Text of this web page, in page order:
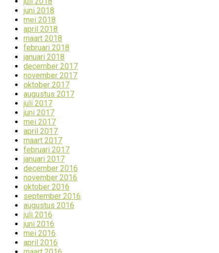
juni 2018
mei 2018
april 2018
maart 2018
februari 2018
januari 2018
december 2017
november 2017
oktober 2017
augustus 2017
juli 2017
juni 2017
mei 2017
april 2017
maart 2017
februari 2017
januari 2017
december 2016
november 2016
oktober 2016
september 2016
augustus 2016
juli 2016
juni 2016
mei 2016
april 2016